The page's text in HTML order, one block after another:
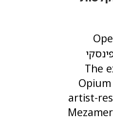
The
artist-